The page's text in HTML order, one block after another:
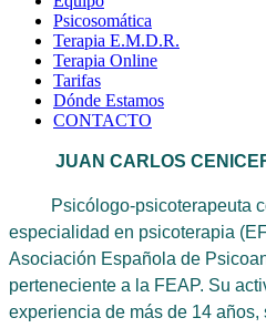
Psicosomática
Terapia E.M.D.R.
Terapia Online
Tarifas
Dónde Estamos
CONTACTO
JUAN CARLOS
Psicólogo-psicoterapeuta
especialidad en psicoterapia
Asociación Española de
perteneciente a la FEAP. Su
experiencia de más de 14